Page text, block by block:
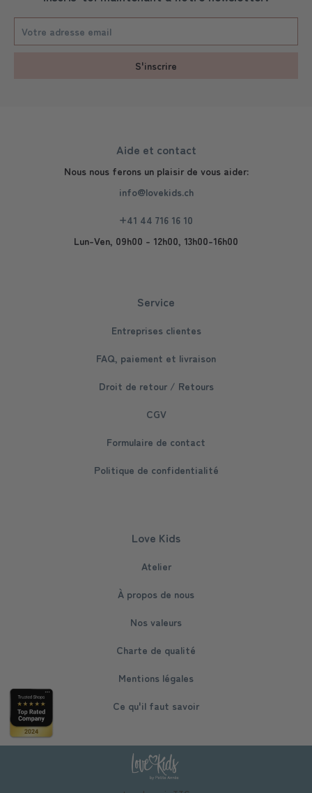
S'inscrire
Aide et contact
Nous nous ferons un plaisir de vous aider:
info@lovekids.ch
+41 44 716 16 10
Lun-Ven, 09h00 - 12h00, 13h00-16h00
Service
Entreprises clientes
FAQ, paiement et livraison
Droit de retour / Retours
CGV
Formulaire de contact
Politique de confidentialité
Love Kids
Atelier
À propos de nous
Nos valeurs
Charte de qualité
Mentions légales
Ce qu'il faut savoir